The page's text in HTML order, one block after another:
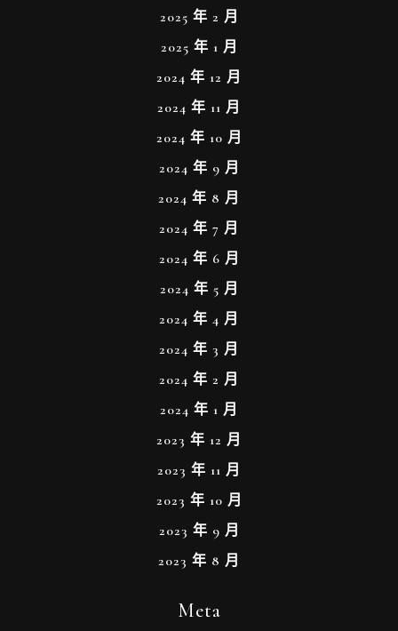
2025 年 2 月
2025 年 1 月
2024 年 12 月
2024 年 11 月
2024 年 10 月
2024 年 9 月
2024 年 8 月
2024 年 7 月
2024 年 6 月
2024 年 5 月
2024 年 4 月
2024 年 3 月
2024 年 2 月
2024 年 1 月
2023 年 12 月
2023 年 11 月
2023 年 10 月
2023 年 9 月
2023 年 8 月
Meta